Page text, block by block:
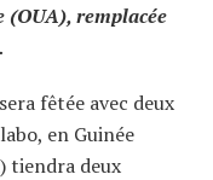
(OUA), remplacée
fêtée avec deux
en Guinée
tiendra deux